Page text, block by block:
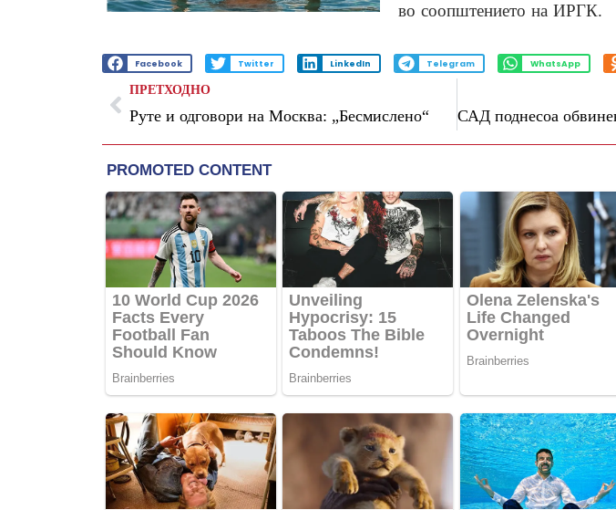
во соопштението на ИРГК.
Facebook Twitter LinkedIn Telegram WhatsApp
ПРЕТХОДНО
Руте и одговори на Москва: „Бесмислено“